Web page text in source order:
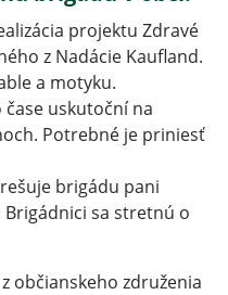
projektu Zdravé
z Nadácie Kaufland.
a motyku.
uskutoční na
Potrebné je priniesť
brigádu pani
Brigádnici sa stretnú o
občianskeho združenia